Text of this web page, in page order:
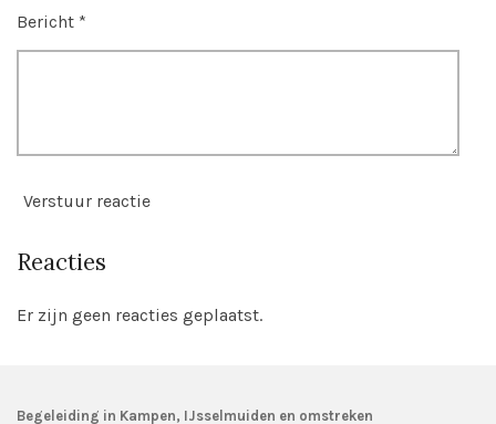
Bericht *
Verstuur reactie
Reacties
Er zijn geen reacties geplaatst.
Begeleiding in Kampen, IJsselmuiden en omstreken